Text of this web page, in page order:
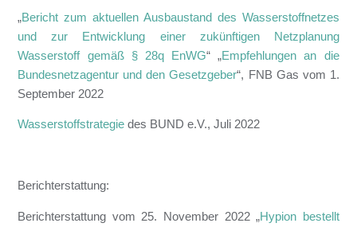
„Bericht zum aktuellen Ausbaustand des Wasserstoffnetzes
und zur Entwicklung einer zukünftigen Netzplanung
Wasserstoff gemäß § 28q EnWG“ „Empfehlungen an die
Bundesnetzagentur und den Gesetzgeber“, FNB Gas vom 1.
September 2022
Wasserstoffstrategie des BUND e.V., Juli 2022
Berichterstattung:
Berichterstattung vom 25. November 2022 „Hypion bestellt